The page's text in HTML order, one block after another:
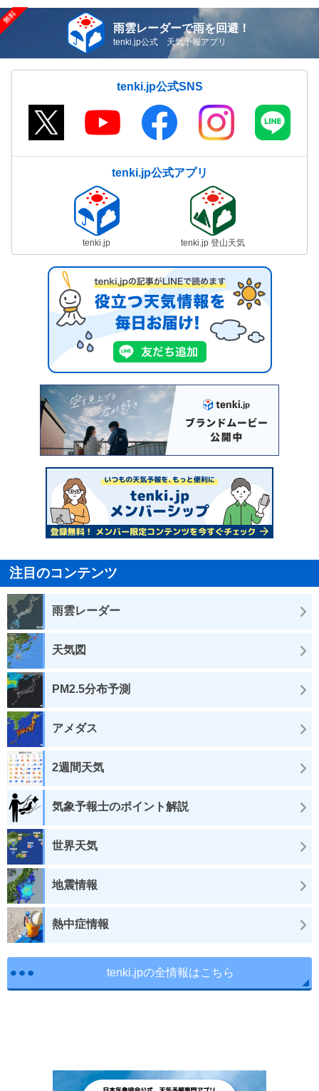
雨雲レーダーで雨を回避！
tenki.jp公式 天気予報アプリ
tenki.jp公式SNS
tenki.jp公式アプリ
tenki.jp tenki.jp 登山天気
注目のコンテンツ
雨雲レーダー
天気図
PM2.5分布予測
アメダス
2週間天気
気象予報士のポイント解説
世界天気
地震情報
熱中症情報
tenki.jpの全情報はこちら